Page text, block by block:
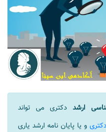
ارشددکتری می تواند
و یا پایان نامه ارشد یاری